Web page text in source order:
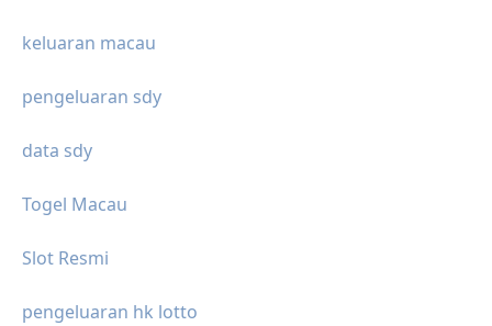
keluaran macau
pengeluaran sdy
data sdy
Togel Macau
Slot Resmi
pengeluaran hk lotto